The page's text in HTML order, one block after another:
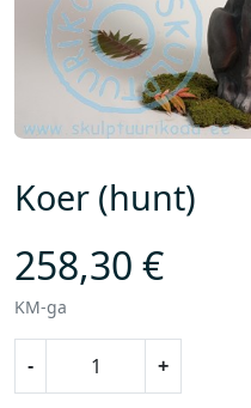
Koer (hunt)
258,30 €
KM-ga
- +